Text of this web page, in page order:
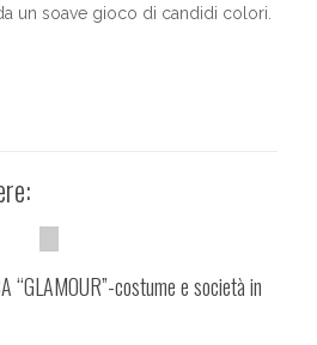
un soave gioco di candidi colori.
“GLAMOUR”-costume e società in